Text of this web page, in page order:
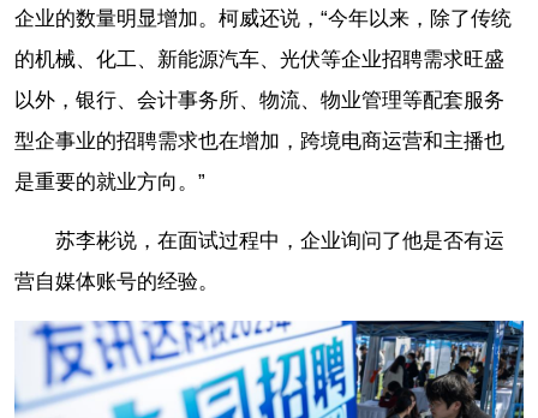
企业的数量明显增加。柯威还说，“今年以来，除了传统
的机械、化工、新能源汽车、光伏等企业招聘需求旺盛
以外，银行、会计事务所、物流、物业管理等配套服务
型企事业的招聘需求也在增加，跨境电商运营和主播也
是重要的就业方向。”
苏李彬说，在面试过程中，企业询问了他是否有运
营自媒体账号的经验。